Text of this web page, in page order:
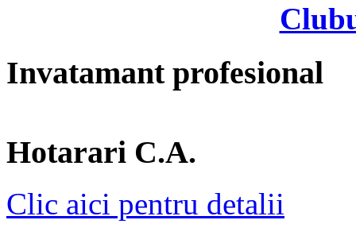
Invatamant profesional
Hotarari C.A.
Clic aici pentru detalii